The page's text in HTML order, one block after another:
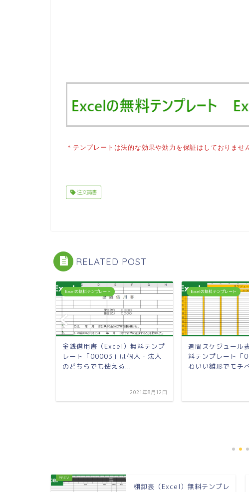
＊テンプレートは法的な効果や効力を保証はしておりませ
注文請書
RELATED POST
Excelの無料テンプレート
金銭借用書（Excel）無料テンプ
レート「00003」は個人・法人
のどちらでも使える...
2021年8月12日
Excelの無料テンプレート
週間スケジュール
料テンプレート「
わいい雛形でモチ
棚卸表（Excel）無料テンプレ